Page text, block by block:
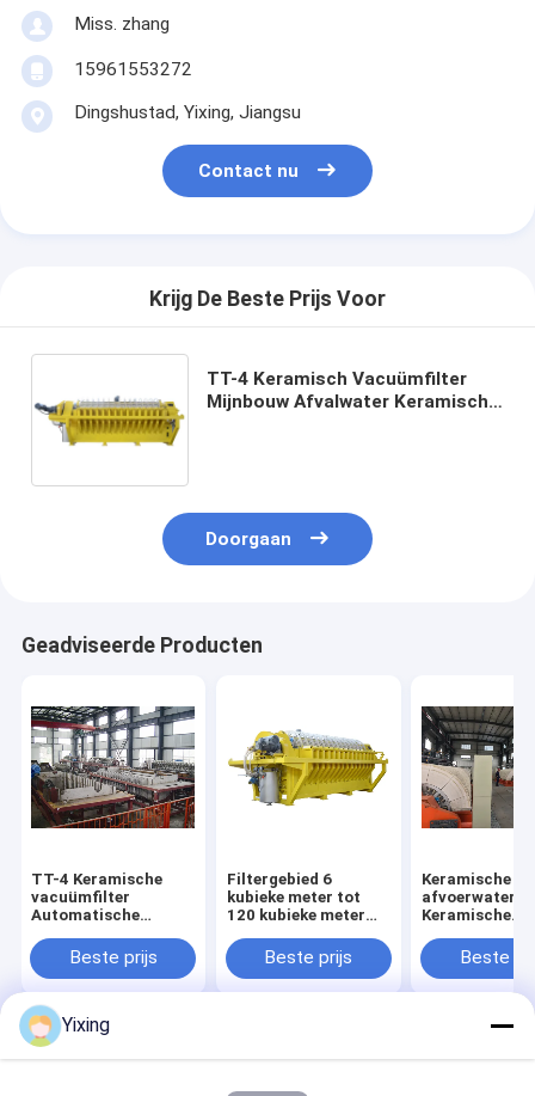
Miss. zhang
15961553272
Dingshustad, Yixing, Jiangsu
Contact nu
Krijg De Beste Prijs Voor
TT-4 Keramisch Vacuümfilter
Mijnbouw Afvalwater Keramische
Doorgaan
Geadviseerde Producten
TT-4 Keramische
vacuümfilter
Automatische
Ontwikkeld voor de
mijnbouw en biedt
filtratieoplossingen
Beste prijs
Filtergebied 6
kubieke meter tot
120 kubieke meter
vacuümfiltratie-
apparatuur
Beste prijs
Keramische
Keramische
voor
Beste
ons
ons
Site
Sitemap
Privacy Policy
Yixing